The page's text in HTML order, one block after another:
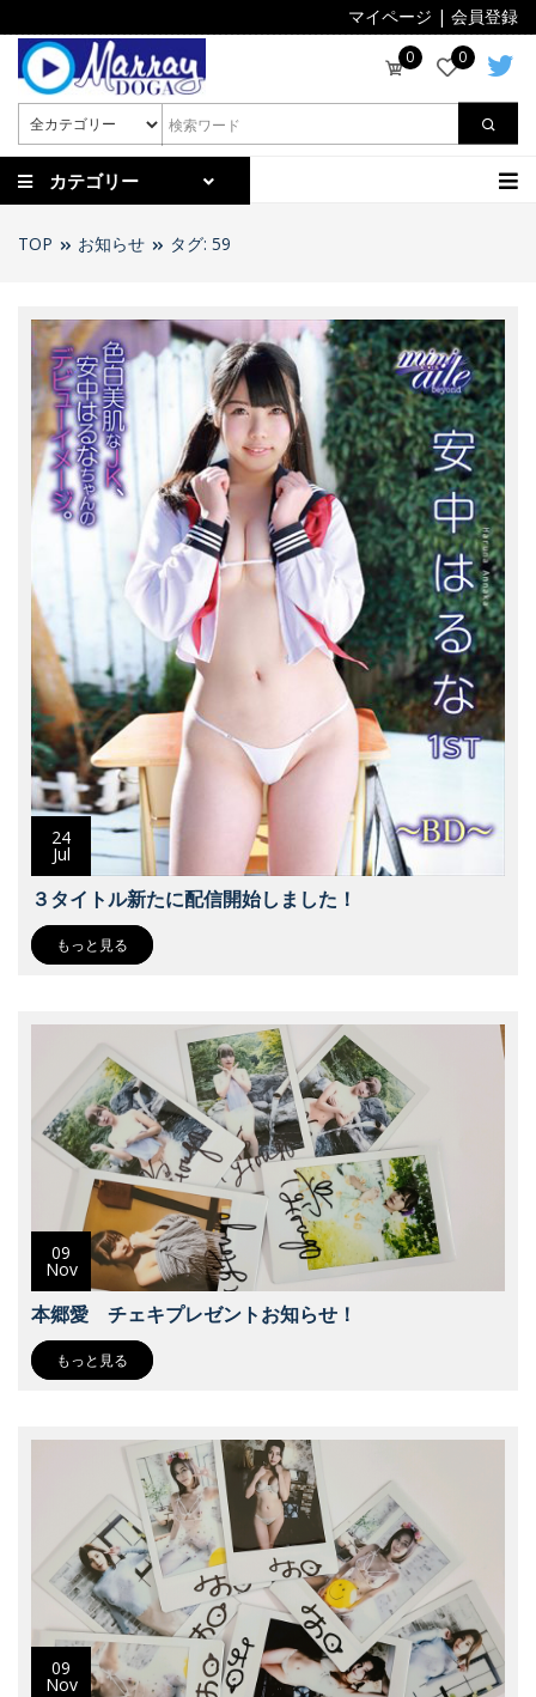
マイページ | 会員登録
0 0
カテゴリー
TOP お知らせ タグ: 59
24
Jul
３タイトル新たに配信開始しました！
もっと見る
09
Nov
本郷愛 チェキプレゼントお知らせ！
もっと見る
09
Nov